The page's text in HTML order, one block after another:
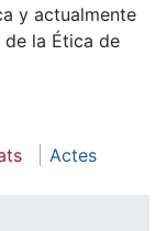
y actualmente
la Ética de
Actes